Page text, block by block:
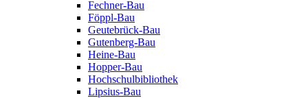
Fechner-Bau
Föppl-Bau
Geutebrück-Bau
Gutenberg-Bau
Heine-Bau
Hopper-Bau
Hochschulbibliothek
Lipsius-Bau